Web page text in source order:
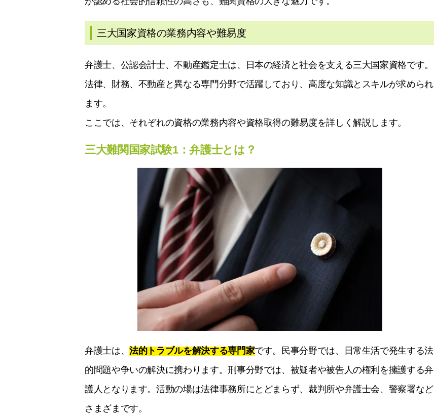
三大国家資格の業務内容や難易度
弁護士、公認会計士、不動産鑑定士は、日本の経済と社会を支える三大国家資格です。
法律、財務、不動産と異なる専門分野で活躍しており、高度な知識とスキルが求められ
ます。
ここでは、それぞれの資格の業務内容や資格取得の難易度を詳しく解説します。
三大難関国家試験1：弁護士とは？
弁護士は、法的トラブルを解決する専門家です。民事分野では、日常生活で発生する法
的問題や争いの解決に携わります。刑事分野では、被疑者や被告人の権利を擁護する弁
護人となります。活動の場は法律事務所にとどまらず、裁判所や弁護士会、警察署など
さまざまです。